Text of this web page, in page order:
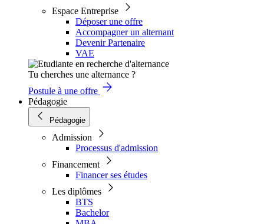
Espace Entreprise
Déposer une offre
Accompagner un alternant
Devenir Partenaire
VAE
Tu cherches une alternance ?
Postule à une offre
Pédagogie
Pédagogie
Admission
Processus d'admission
Financement
Financer ses études
Les diplômes
BTS
Bachelor